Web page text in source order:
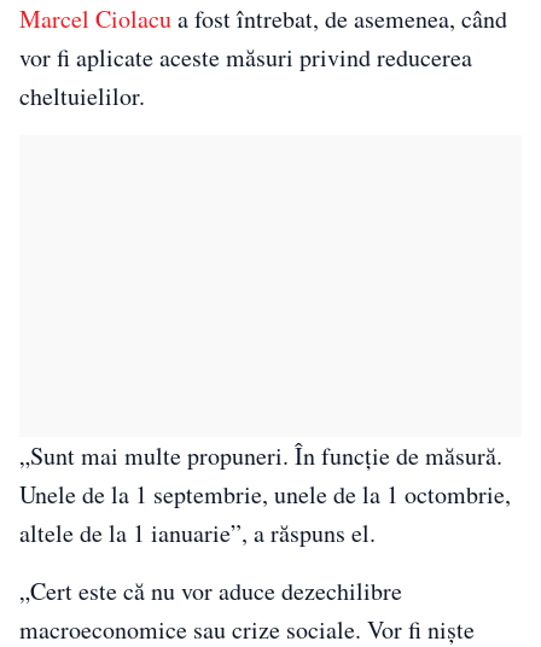
Marcel Ciolacua fost întrebat, de asemenea, când
vor fi aplicate aceste măsuri privind reducerea
cheltuielilor.
„Sunt mai multe propuneri. În funcţie de măsură.
Unele de la 1 septembrie, unele de la 1 octombrie,
altele de la 1 ianuarie”, a răspuns el.
„Cert este că nu vor aduce dezechilibre
macroeconomice sau crize sociale. Vor fi nişte